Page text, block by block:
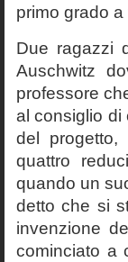
primo grado
Due ragazzi
Auschwitz
professore
al consiglio di
del
quattro
quando un
detto che si
invenzione
cominciato a